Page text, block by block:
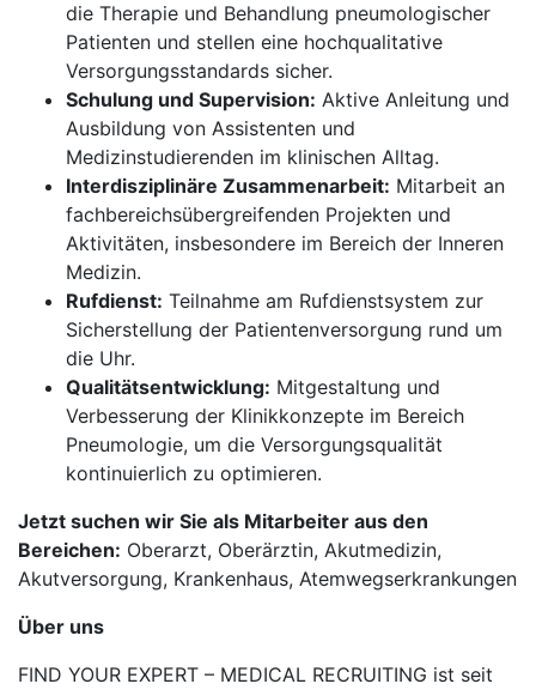
die Therapie und Behandlung pneumologischer
Patienten und stellen eine hochqualitative
Versorgungsstandards sicher.
Schulung und Supervision: Aktive Anleitung und
Ausbildung von Assistenten und
Medizinstudierenden im klinischen Alltag.
Interdisziplinäre Zusammenarbeit: Mitarbeit an
fachbereichsübergreifenden Projekten und
Aktivitäten, insbesondere im Bereich der Inneren
Medizin.
Rufdienst: Teilnahme am Rufdienstsystem zur
Sicherstellung der Patientenversorgung rund um
die Uhr.
Qualitätsentwicklung: Mitgestaltung und
Verbesserung der Klinikkonzepte im Bereich
Pneumologie, um die Versorgungsqualität
kontinuierlich zu optimieren.
Jetzt suchen wir Sie als Mitarbeiter aus den
Bereichen: Oberarzt, Oberärztin, Akutmedizin,
Akutversorgung, Krankenhaus, Atemwegserkrankungen
Über uns
FIND YOUR EXPERT – MEDICAL RECRUITING ist seit